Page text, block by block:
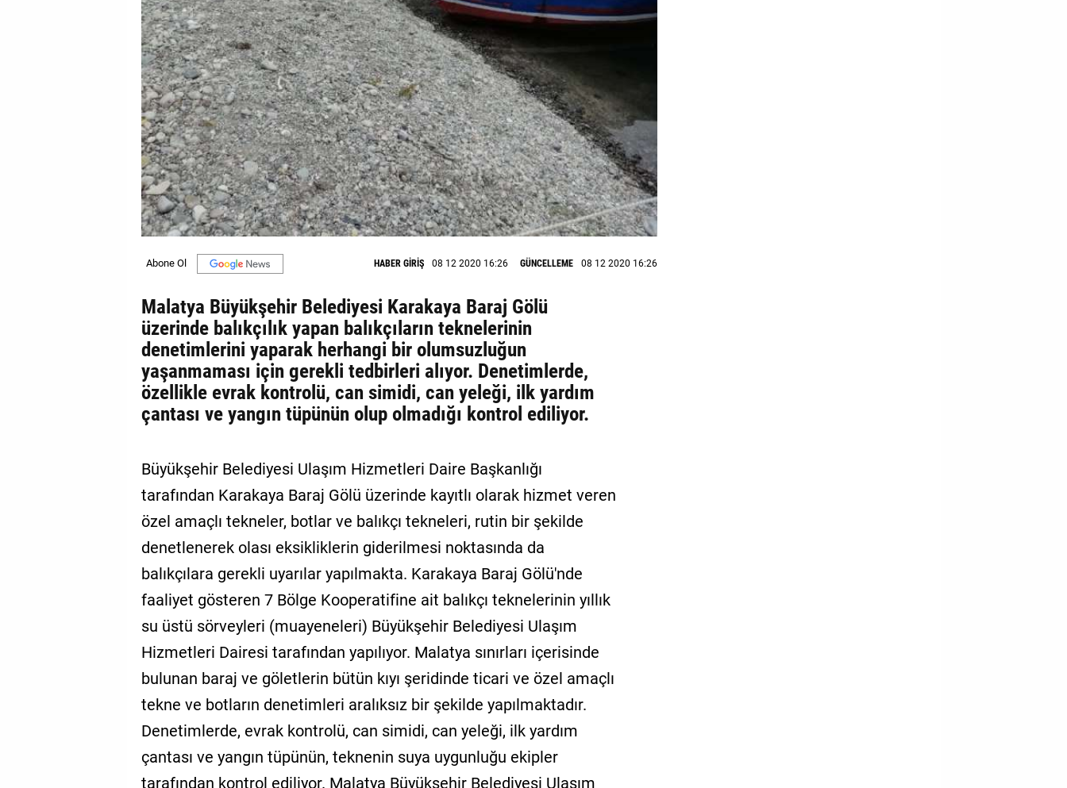
HABER GİRİŞ 08 12 2020 16:26 GÜNCELLEME 08 12 2020 16:26
Malatya Büyükşehir Belediyesi Karakaya Baraj Gölü
üzerinde balıkçılık yapan balıkçıların teknelerinin
denetimlerini yaparak herhangi bir olumsuzluğun
yaşanmaması için gerekli tedbirleri alıyor. Denetimlerde,
özellikle evrak kontrolü, can simidi, can yeleği, ilk yardım
çantası ve yangın tüpünün olup olmadığı kontrol ediliyor.
Büyükşehir Belediyesi Ulaşım Hizmetleri Daire Başkanlığı
tarafından Karakaya Baraj Gölü üzerinde kayıtlı olarak hizmet veren
özel amaçlı tekneler, botlar ve balıkçı tekneleri, rutin bir şekilde
denetlenerek olası eksikliklerin giderilmesi noktasında da
balıkçılara gerekli uyarılar yapılmakta. Karakaya Baraj Gölü'nde
faaliyet gösteren 7 Bölge Kooperatifine ait balıkçı teknelerinin yıllık
su üstü sörveyleri (muayeneleri) Büyükşehir Belediyesi Ulaşım
Hizmetleri Dairesi tarafından yapılıyor. Malatya sınırları içerisinde
bulunan baraj ve göletlerin bütün kıyı şeridinde ticari ve özel amaçlı
tekne ve botların denetimleri aralıksız bir şekilde yapılmaktadır.
Denetimlerde, evrak kontrolü, can simidi, can yeleği, ilk yardım
çantası ve yangın tüpünün, teknenin suya uygunluğu ekipler
tarafından kontrol ediliyor. Malatya Büyükşehir Belediyesi Ulaşım